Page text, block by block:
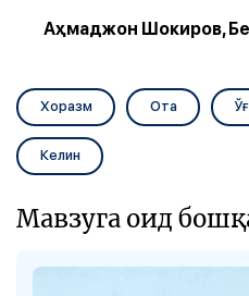
Аҳмаджон Шокиров,
Хоразм Ота
Келин
Мавзуга оид